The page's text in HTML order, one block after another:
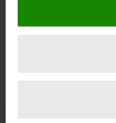
Informatie
locatie, die tot
scannen op
verwerkt en stel